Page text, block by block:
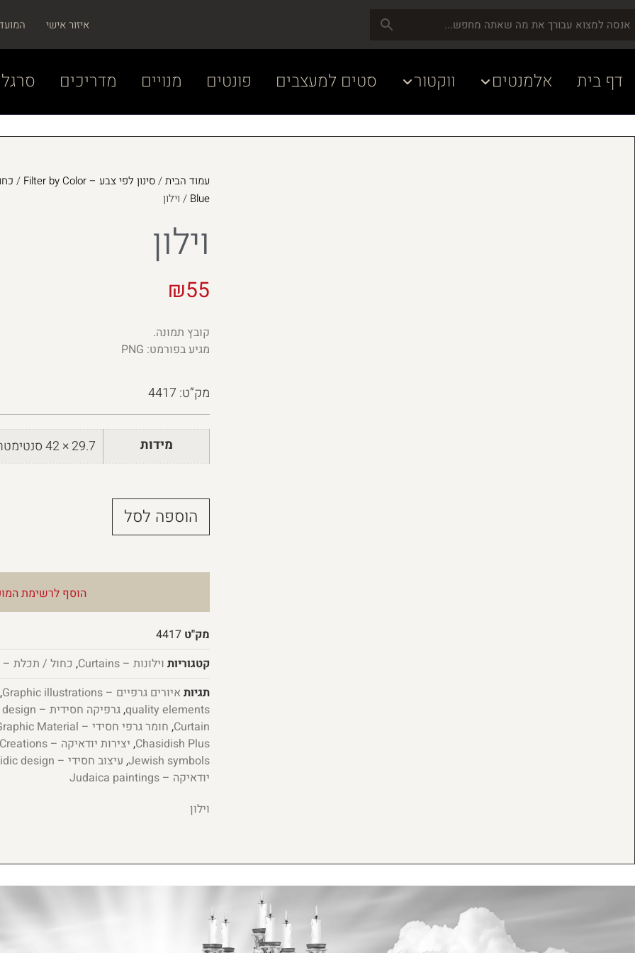
איזור אישי
דף בית אלמנטים ווקטור סטים למעצבים פונטים מנויים מדריכים
עמוד הבית/סינון לפי צבע – Filter by Color /
Blue / וילון
וילון
₪55
קובץ תמונה.
מגיע בפורמט: PNG
מק”ט: 4417
מידות 29.7 × 42 סנטימטרים
הוספה לסל
הוסף לרשימת
מק"ט 4417
קטגוריות וילונות – Curtains , כחול / תכלת – Blue / Light Blue
תגיות איורים גרפיים – Graphic illustrations ,
quality elements
,גרפיקה חסידית – Chassidic graphic design
Curtain
, חומר גרפי חסידי – Hassidic Graphic Material
Chasidish Plus
, יצירות יודאיקה – Judaica Creations
Jewish symbols
, עיצוב חסידי – Hasidic design
יודאיקה – Judaica paintings
וילון